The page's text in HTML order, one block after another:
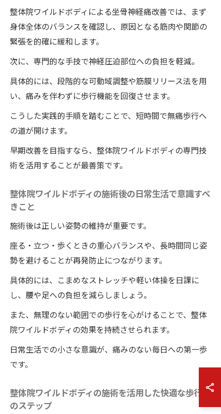
整体院ワイルドボディによる坐骨神経痛改善では、まず
身体全体のバランスを確認し、原因となる筋肉や関節の
緊張を的確に緩和します。
次に、専門的な手技で神経圧迫部位への負担を軽減。
具体的には、段階的な可動域調整や筋膜リリース法を用
い、痛みを伴わずに歩行機能を回復させます。
こうした実践的手順を踏むことで、短時間で無痛歩行へ
の道が開けます。
早期改善を目指すなら、整体院ワイルドボディの専門技
術を活用することが最善策です。
整体院ワイルドボディの施術後の日常生活で意識すべ
きこと
施術後は正しい姿勢の維持が重要です。
座る・立つ・歩くときの重心バランスや、長時間同じ姿
勢を避けることが再発防止につながります。
具体的には、こまめなストレッチや軽い体操を日課に
し、腰や足への負担を減らしましょう。
また、無理のない範囲での歩行を心がけることで、整体
院ワイルドボディの効果を持続させられます。
日常生活での小さな意識が、痛みのない毎日への第一歩
です。
整体院ワイルドボディの施術を活用した快適な歩行へ
のステップ